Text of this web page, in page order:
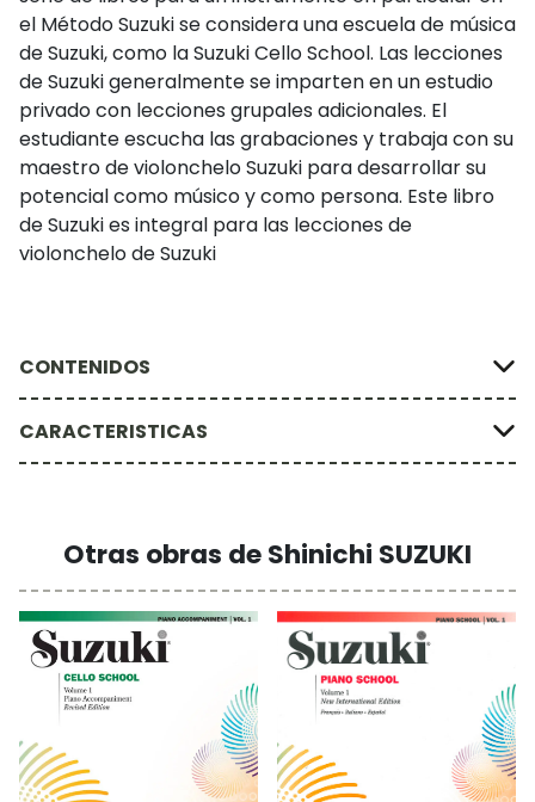
el Método Suzuki se considera una escuela de música
de Suzuki, como la Suzuki Cello School. Las lecciones
de Suzuki generalmente se imparten en un estudio
privado con lecciones grupales adicionales. El
estudiante escucha las grabaciones y trabaja con su
maestro de violonchelo Suzuki para desarrollar su
potencial como músico y como persona. Este libro
de Suzuki es integral para las lecciones de
violonchelo de Suzuki
CONTENIDOS
CARACTERISTICAS
Otras obras de Shinichi SUZUKI